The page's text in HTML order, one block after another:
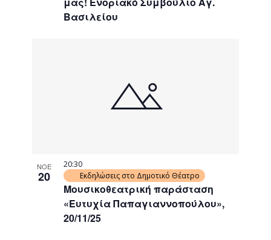
Βασιλείου
ΝΟΕ
20
Μουσικοθεατρική παράσταση
«Ευτυχία Παπαγιαννοπούλου»,
20/11/25
20:30
Εκδηλώσεις στο Δημοτικό Θέατρο